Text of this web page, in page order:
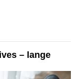
– lange